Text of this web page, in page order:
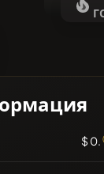
монет
$ 0.